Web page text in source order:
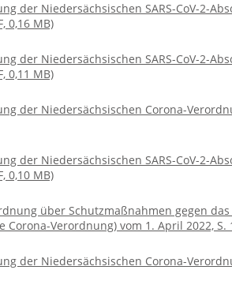
der Niedersächsischen SARS-CoV-2-
0,16 MB)
der Niedersächsischen SARS-CoV-2-
0,11 MB)
der Niedersächsischen Corona-
der Niedersächsischen SARS-CoV-2-
0,10 MB)
über Schutzmaßnahmen gegen das
Verordnung) vom 1. April 2022, S.
der Niedersächsischen Corona-